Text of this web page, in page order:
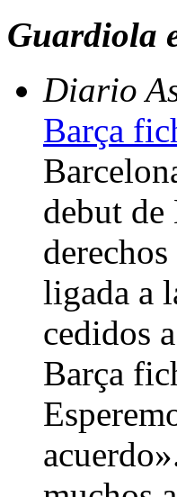
Guardiola
Diario
Barça
debut
ligada a
cedidos
Barça